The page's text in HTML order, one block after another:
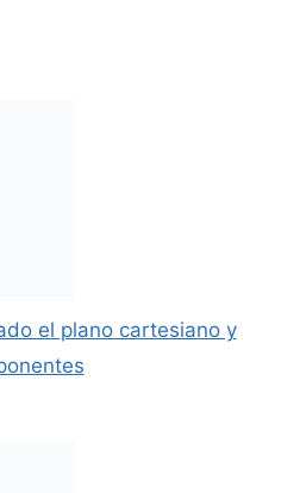
el plano cartesiano y